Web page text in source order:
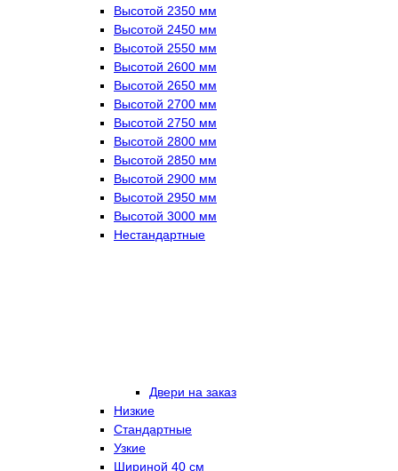
Высотой 2350 мм
Высотой 2450 мм
Высотой 2550 мм
Высотой 2600 мм
Высотой 2650 мм
Высотой 2700 мм
Высотой 2750 мм
Высотой 2800 мм
Высотой 2850 мм
Высотой 2900 мм
Высотой 2950 мм
Высотой 3000 мм
Нестандартные
Двери на заказ
Низкие
Стандартные
Узкие
Шириной 40 см